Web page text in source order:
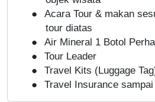
●
Acara Tour & makan
tour diatas
●
Air Mineral 1 Botol
●
Tour Leader
●
Travel Kits (Luggage
●
Travel Insurance